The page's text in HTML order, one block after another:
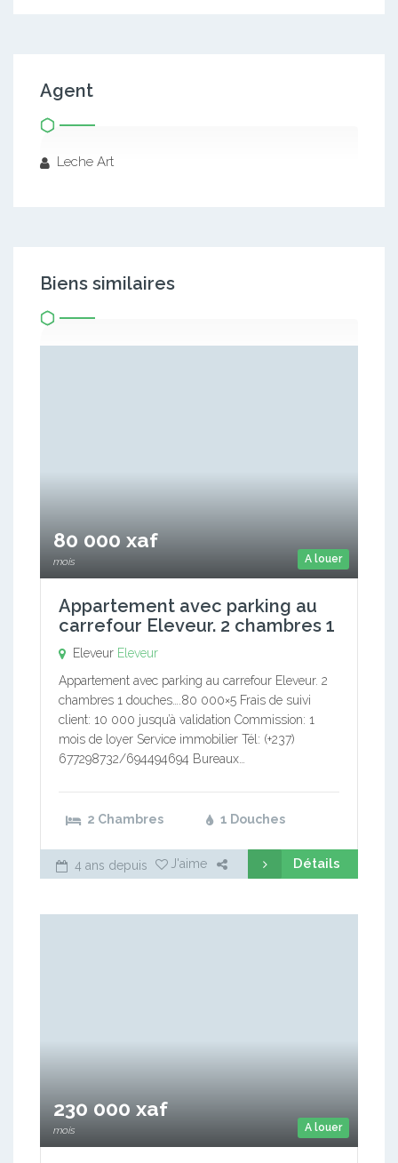
Agent
Leche Art
Biens similaires
A louer
80 000 xaf
mois
Appartement avec parking au
carrefour Eleveur. 2 chambres 1
Eleveur Eleveur
Appartement avec parking au carrefour Eleveur. 2
chambres 1 douches….80 000×5 Frais de suivi
client: 10 000 jusqu’à validation Commission: 1
mois de loyer Service immobilier Tél: (+237)
677298732/694494694 Bureaux…
2 Chambres 1 Douches
4 ans depuis J'aime Détails
A louer
230 000 xaf
mois